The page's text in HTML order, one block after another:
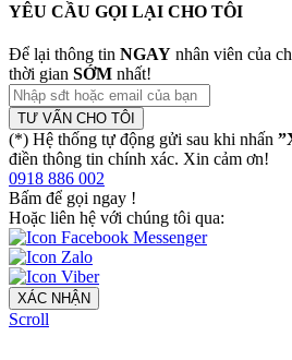
YÊU CẦU GỌI LẠI CHO TÔI
Để lại thông tin NGAY nhân viên của
thời gian SỚM nhất!
TƯ VẤN CHO TÔI
(*) Hệ thống tự động gửi sau khi nhấn
điền thông tin chính xác. Xin cảm ơn!
0918 886 002
Bấm để gọi ngay !
Hoặc liên hệ với chúng tôi qua:
XÁC NHẬN
Scroll